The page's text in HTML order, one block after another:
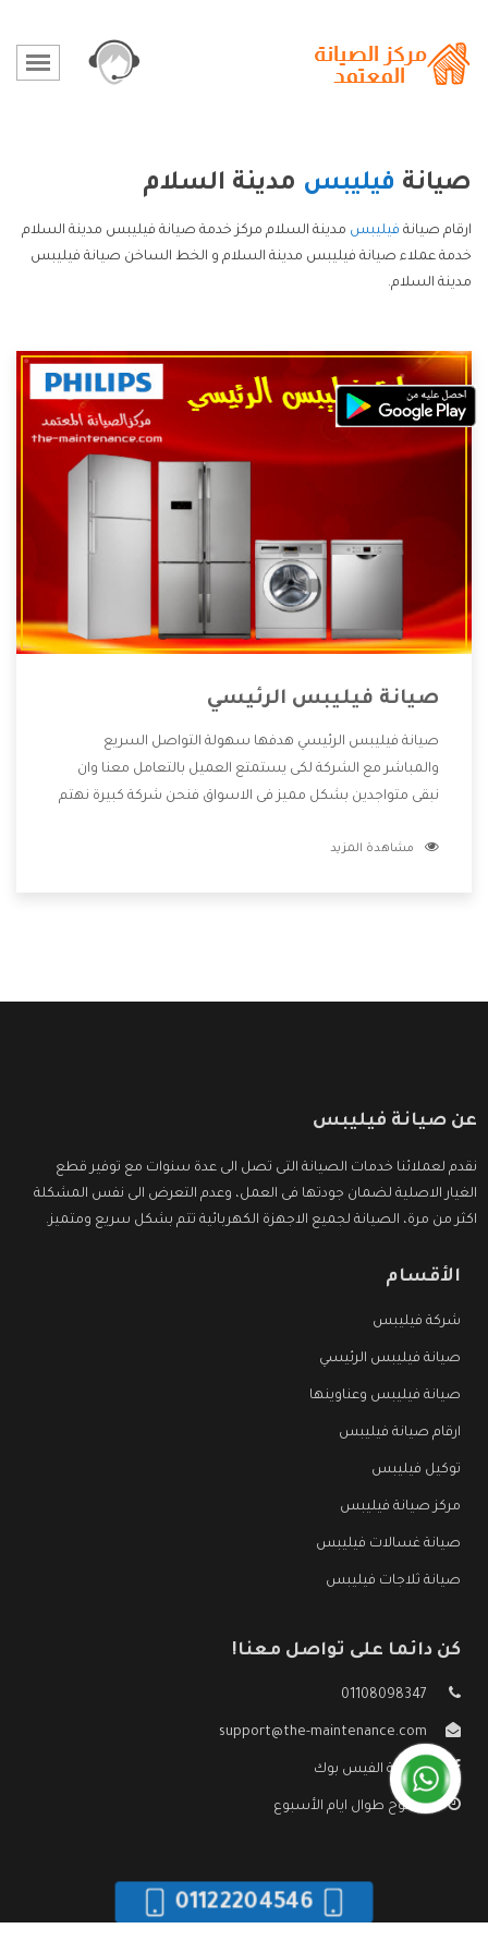
صيانة فيليبس مدينة السلام
ارقام صيانة فيليبس مدينة السلام مركز خدمة صيانة فيليبس مدينة السلام
خدمة عملاء صيانة فيليبس مدينة السلام و الخط الساخن صيانة فيليبس
مدينة السلام.
صيانة فيليبس الرئيسي
صيانة فيليبس الرئيسي هدفها سهولة التواصل السريع
والمباشر مع الشركة لكى يستمتع العميل بالتعامل معنا وان
نبقى متواجدين بشكل مميز فى الاسواق فنحن شركة كبيرة نهتم
الشركة بها والتى تكون منها خدمة الصيانة التى تكون من أهم
مشاهدة المزيد
عن صيانة فيليبس
نقدم لعملائنا خدمات الصيانة التى تصل الى عدة سنوات مع توفير قطع
الغيار الاصلية لضمان جودتها فى العمل، وعدم التعرض الى نفس المشكلة
اكثر من مرة، الصيانة لجميع الاجهزة الكهربائية تتم بشكل سريع ومتميز.
الأقسام
شركة فيليبس
صيانة فيليبس الرئيسي
صيانة فيليبس وعناوينها
ارقام صيانة فيليبس
توكيل فيليبس
مركز صيانة فيليبس
صيانة غسالات فيليبس
صيانة ثلاجات فيليبس
كن دائما على تواصل معنا!
01108098347
support@the-maintenance.com
صفحة الفيس بوك
مفتوح طوال ايام الأسبوع
01122204546